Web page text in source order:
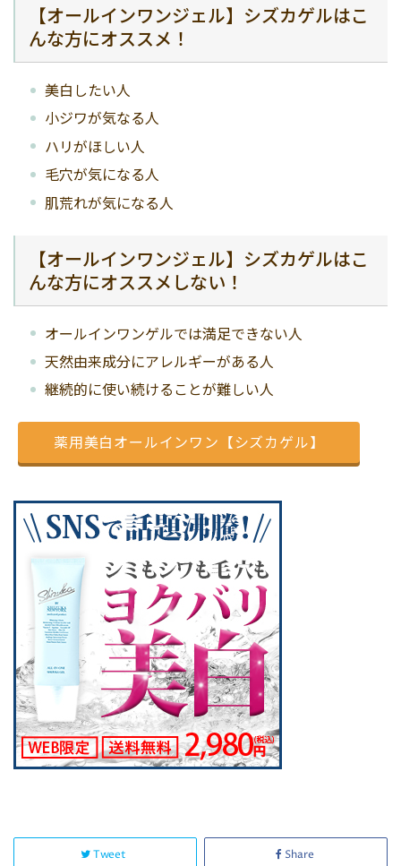
【オールインワンジェル】シズカゲルはこ
んな方にオススメ！
美白したい人
小ジワが気なる人
ハリがほしい人
毛穴が気になる人
肌荒れが気になる人
【オールインワンジェル】シズカゲルはこ
んな方にオススメしない！
オールインワンゲルでは満足できない人
天然由来成分にアレルギーがある人
継続的に使い続けることが難しい人
薬用美白オールインワン【シズカゲル】
Tweet Share